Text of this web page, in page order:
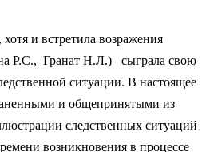
и встретила возражения
Р.С., Гранат Н.Л.) сыграла свою
ситуации. В настоящее
и общепринятыми из
следственных ситуаций
возникновения в процессе